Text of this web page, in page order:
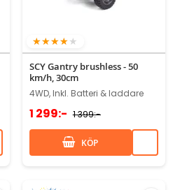
76%
SCY Gantry brushless - 50
km/h, 30cm
4WD, Inkl. Batteri & laddare
1 299:- 1 399:-
KÖP